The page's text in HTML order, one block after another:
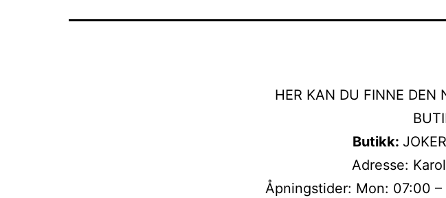
HER KAN DU FINNE DEN
Butikk:
Adresse:
Åpningstider: Mon: 07:00